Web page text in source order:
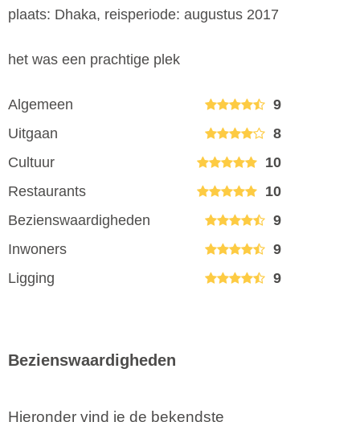
plaats: Dhaka, reisperiode: augustus 2017
het was een prachtige plek
Algemeen
9
Uitgaan
8
Cultuur
10
Restaurants
10
Bezienswaardigheden
9
Inwoners
9
Ligging
9
Bezienswaardigheden
Hieronder vind je de bekendste